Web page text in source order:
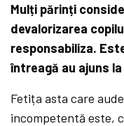
Mulți părinți
devalorizarea
responsabiliza.
întreagă au ajuns
Fetița asta care
incompetentă este,